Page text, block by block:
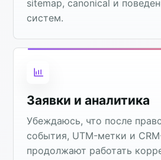
sitemap, canonical и
систем.
Заявки и аналитика
Убеждаюсь, что после
события, UTM-метки и
продолжают работать